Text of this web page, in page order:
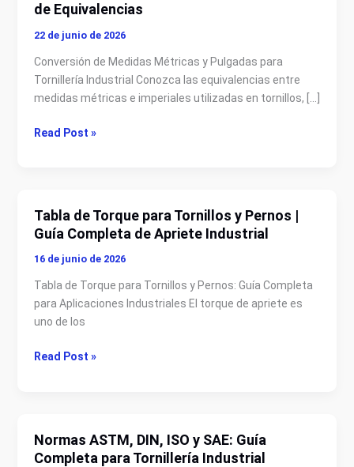
de Equivalencias
22 de junio de 2026
Conversión de Medidas Métricas y Pulgadas para
Tornillería Industrial Conozca las equivalencias entre
medidas métricas e imperiales utilizadas en tornillos, […]
Medidas
Pulgadas
para
Tornillería
|Read Post »
Tabla de Torque para Tornillos y Pernos |
Guía Completa de Apriete Industrial
16 de junio de 2026
Tabla de Torque para Tornillos y Pernos: Guía Completa
para Aplicaciones Industriales El torque de apriete es
uno de los
Tabla
de
Tornillos
y
Pernos
Guía
Industrial
Read Post »
Normas ASTM, DIN, ISO y SAE: Guía
Completa para Tornillería Industrial
Normas
ASTM,